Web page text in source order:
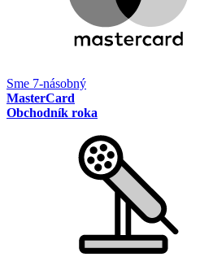
Sme 7-násobný
MasterCard
Obchodník roka